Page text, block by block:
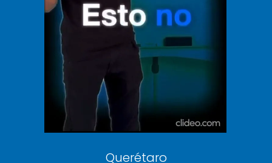
De 10 sports
DeDinero
Confabulario
Aviso Oportuno
Consultas
Querétaro